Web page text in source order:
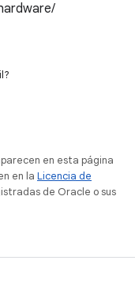
en esta página
en la Licencia de
de Oracle o sus